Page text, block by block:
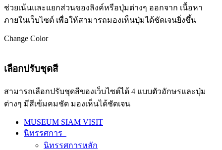
ช่วยเน้นและแยกส่วนของลิงค์หรือปุ่มต่างๆ ออกจาก เนื้อหา
ภายในเว็บไซต์ เพื่อให้สามารถมองเห็นปุ่มได้ชัดเจนยิ่งขึ้น
Change Color
เลือกปรับชุดสี
สามารถเลือกปรับชุดสีของเว็บไซต์ได้ 4 แบบตัวอักษรและปุ่ม
ต่างๆ มีสีเข้มคมชัด มองเห็นได้ชัดเจน
MUSEUM SIAM VISIT
นิทรรศการ
นิทรรศการหลัก